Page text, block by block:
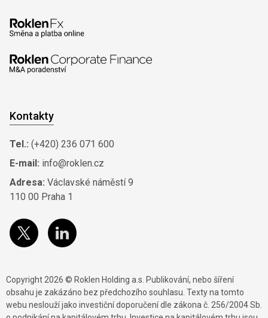
Kontakty
Tel.: (+420) 236 071 600
E-mail: info@roklen.cz
Adresa: Václavské náměstí 9
110 00 Praha 1
Copyright 2026 © Roklen Holding a.s. Publikování, nebo šíření
obsahu je zakázáno bez předchozího souhlasu. Texty na tomto
webu neslouží jako investiční doporučení dle zákona č. 256/2004 Sb.